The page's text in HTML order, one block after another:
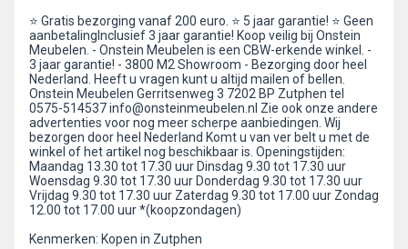
⭐️ Gratis bezorging vanaf 200 euro. ⭐️ 5 jaar garantie! ⭐️ Geen
aanbetalingInclusief 3 jaar garantie! Koop veilig bij Onstein
Meubelen. - Onstein Meubelen is een CBW-erkende winkel. -
3 jaar garantie! - 3800 M2 Showroom - Bezorging door heel
Nederland. Heeft u vragen kunt u altijd mailen of bellen.
Onstein Meubelen Gerritsenweg 3 7202 BP Zutphen tel
0575-514537 info@onsteinmeubelen.nl Zie ook onze andere
advertenties voor nog meer scherpe aanbiedingen. Wij
bezorgen door heel Nederland Komt u van ver belt u met de
winkel of het artikel nog beschikbaar is. Openingstijden:
Maandag 13.30 tot 17.30 uur Dinsdag 9.30 tot 17.30 uur
Woensdag 9.30 tot 17.30 uur Donderdag 9.30 tot 17.30 uur
Vrijdag 9.30 tot 17.30 uur Zaterdag 9.30 tot 17.00 uur Zondag
12.00 tot 17.00 uur *(koopzondagen)
Kenmerken: Kopen in Zutphen